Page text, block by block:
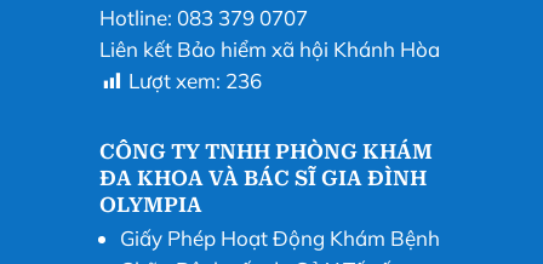
Hotline: 083 379 0707
Liên kết Bảo hiểm xã hội Khánh Hòa
Lượt xem: 236
CÔNG TY TNHH PHÒNG KHÁM
ĐA KHOA VÀ BÁC SĨ GIA ĐÌNH
OLYMPIA
Giấy Phép Hoạt Động Khám Bệnh